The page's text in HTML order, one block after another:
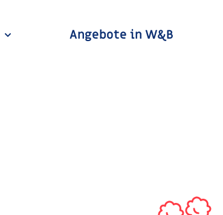
Angebote in W&B